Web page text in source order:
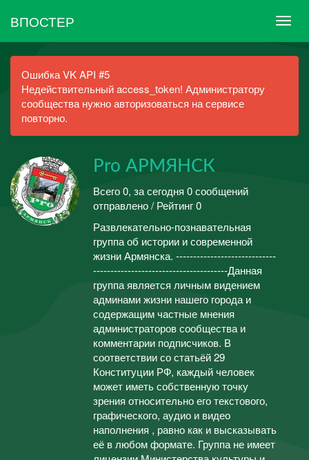
ВПОСТЕР
Ошибка VK API #5
Недействительный access_token! Администратору
сообщества нужно авторизоваться на сервисе
повторно.
Pro АРМЯНСК
Всего 0, за сегодня 0 сообщений
отправлено / Рейтинг 0
Развлекательно-познавательная
группа об истории и современной
жизни Армянска. -----------------------------
---------------------------------------Данная
группа является личным видением
админами жизни нашего города и
содержащим частные мнения
администраторов сообщества и
комментарии подписчиков. В
соответствии со статьёй 29
Конституции РФ, каждый человек
может иметь собственную точку
зрения относительно его текстового,
графического, аудио и видео
наполнения , равно как и высказывать
её в любом формате. Группа не имеет